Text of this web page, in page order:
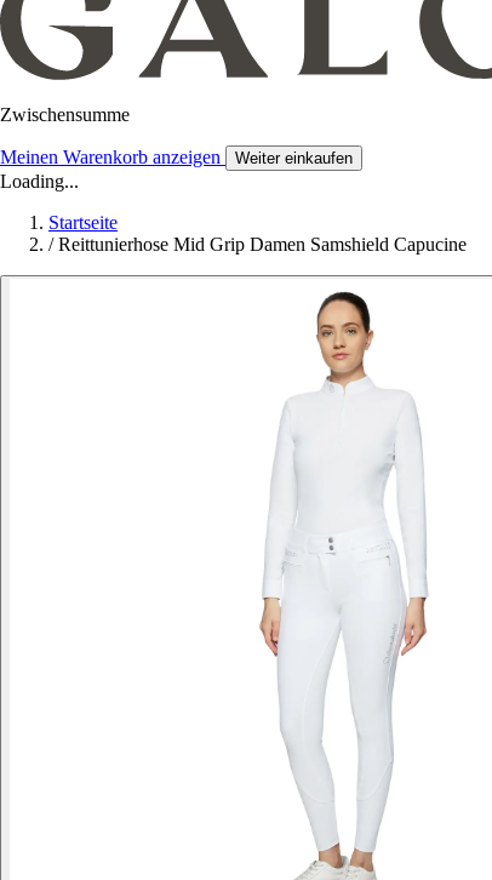
Zwischensumme
Meinen Warenkorb anzeigen Weiter einkaufen
Loading...
Startseite
/ Reittunierhose Mid Grip Damen Samshield Capucine